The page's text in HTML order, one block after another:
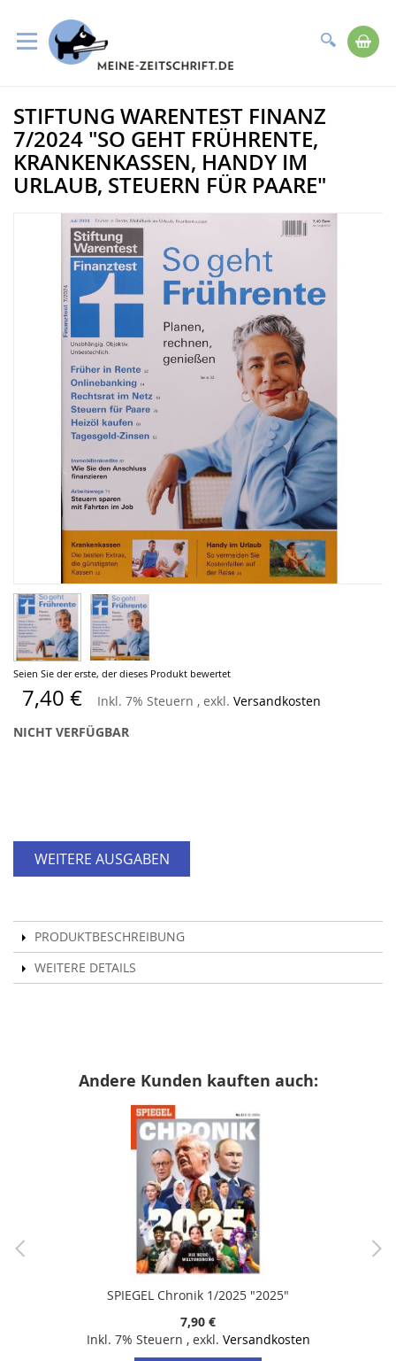
Suche
zum
Inhalt
Seien Sie der erste, der dieses Produkt bewertet
7,40 € Inkl. 7% Steuern , exkl. Versandkosten
NICHT VERFÜGBAR
WEITERE AUSGABEN
PRODUKTBESCHREIBUNG
WEITERE DETAILS
Zum
Ende
der
Bildergalerie
springen
STIFTUNG WARENTEST FINANZ
7/2024 "SO GEHT FRÜHRENTE,
KRANKENKASSEN, HANDY IM
URLAUB, STEUERN FÜR PAARE"
Zum
Anfang
der
Bildergalerie
springen
Andere Kunden kauften auch:
SPIEGEL Chronik 1/2025 "2025"
7,90 €
Inkl. 7% Steuern , exkl. Versandkosten